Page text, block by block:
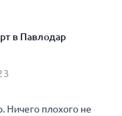
в Павлодар
Ничего плохого не